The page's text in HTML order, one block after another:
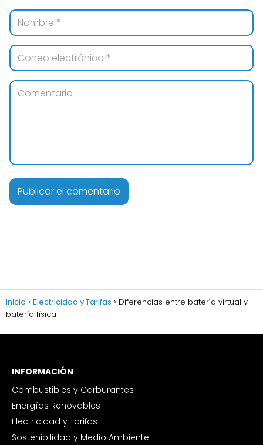
Inicio Electricidad y Tarifas
Diferencias entre batería virtual y
batería física
INFORMACIÓN
Combustibles y Carburantes
Energías Renovables
Electricidad y Tarifas
Sostenibilidad y Medio Ambiente